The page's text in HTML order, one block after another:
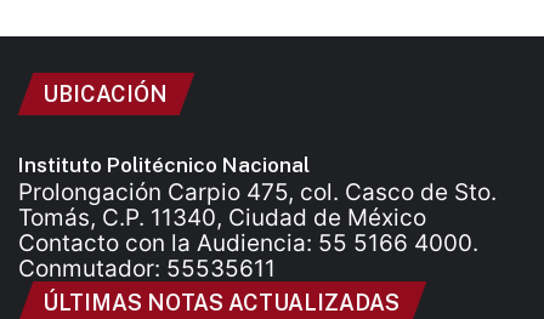
UBICACIÓN
Instituto Politécnico Nacional
Prolongación Carpio 475, col. Casco de Sto.
Tomás, C.P. 11340, Ciudad de México
Contacto con la Audiencia: 55 5166 4000.
Conmutador: 55535611
ÚLTIMAS NOTAS ACTUALIZADAS